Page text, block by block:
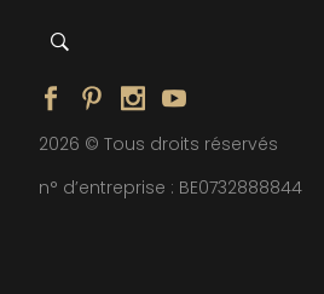
2026 © Tous droits réservés
n° d’entreprise : BE0732888844